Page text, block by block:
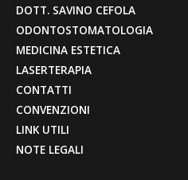
DOTT. SAVINO CEFOLA
ODONTOSTOMATOLOGIA
MEDICINA ESTETICA
LASERTERAPIA
CONTATTI
CONVENZIONI
LINK UTILI
NOTE LEGALI